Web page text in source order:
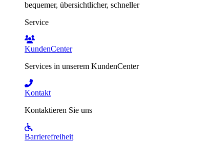
bequemer, übersichtlicher, schneller
Service
KundenCenter
Services in unserem KundenCenter
Kontakt
Kontaktieren Sie uns
Barrierefreiheit